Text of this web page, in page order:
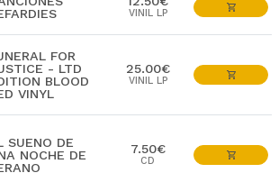
VINIL LP
FOR
- LTD
BLOOD
VINYL
25.00€
VINIL LP
SUENO DE
NOCHE DE
7.50€
CD